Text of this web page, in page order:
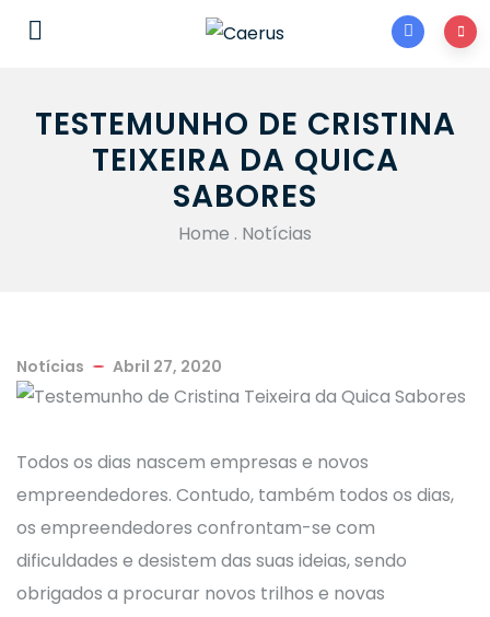
TESTEMUNHO DE CRISTINA
TEIXEIRA DA QUICA
SABORES
Home . Notícias
Notícias Abril 27, 2020
Todos os dias nascem empresas e novos
empreendedores. Contudo, também todos os dias,
os empreendedores confrontam-se com
dificuldades e desistem das suas ideias, sendo
obrigados a procurar novos trilhos e novas